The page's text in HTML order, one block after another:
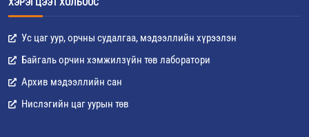
Ус цаг уур, орчны судалгаа, мэдээллийн хүрээлэн
Байгаль орчин хэмжилзүйн төв лаборатори
Архив мэдээллийн сан
Нислэгийн цаг уурын төв